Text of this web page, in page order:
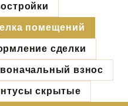
помещений
сделки
взнос
скрытые